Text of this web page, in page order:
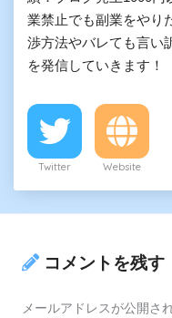
業禁止でも副業をやり
渉方法やバレても言い
を発信していきます！
Twitter Website
コメントを残す
メールアドレスが公開さ